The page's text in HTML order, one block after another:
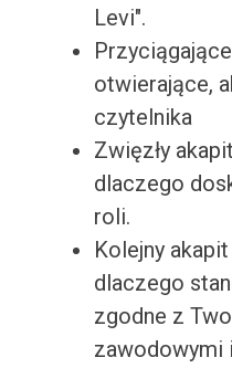
Levi".
otwierające,
czytelnika
Zwięzły
dlaczego
roli.
Kolejny
dlaczego
zgodne z
zawodowymi